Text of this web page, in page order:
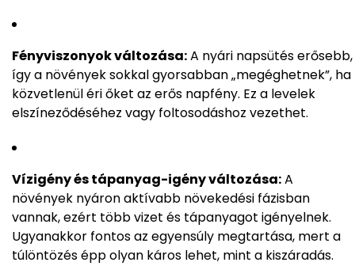
Fényviszonyok változása:A nyári napsütés erősebb,
így a növények sokkal gyorsabban „megéghetnek”, ha
közvetlenül éri őket az erős napfény. Ez a levelek
elszíneződéséhez vagy foltosodáshoz vezethet.
Vízigény és tápanyag-igény változása:A
növények nyáron aktívabb növekedési fázisban
vannak, ezért több vizet és tápanyagot igényelnek.
Ugyanakkor fontos az egyensúly megtartása, mert a
túlöntözés épp olyan káros lehet, mint a kiszáradás.